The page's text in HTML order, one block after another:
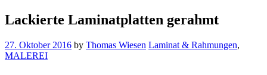
Lackierte Laminatplatten gerahmt
27. Oktober 2016 by Thomas Wiesen Laminat & Rahmungen,
MALEREI